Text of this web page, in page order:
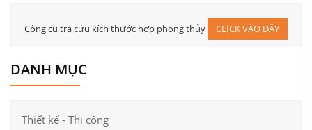
Công cụ tra cứu kích thước hợp phong thủy CLICK VÀO ĐÂY
DANH MỤC
Thiết kế - Thi công